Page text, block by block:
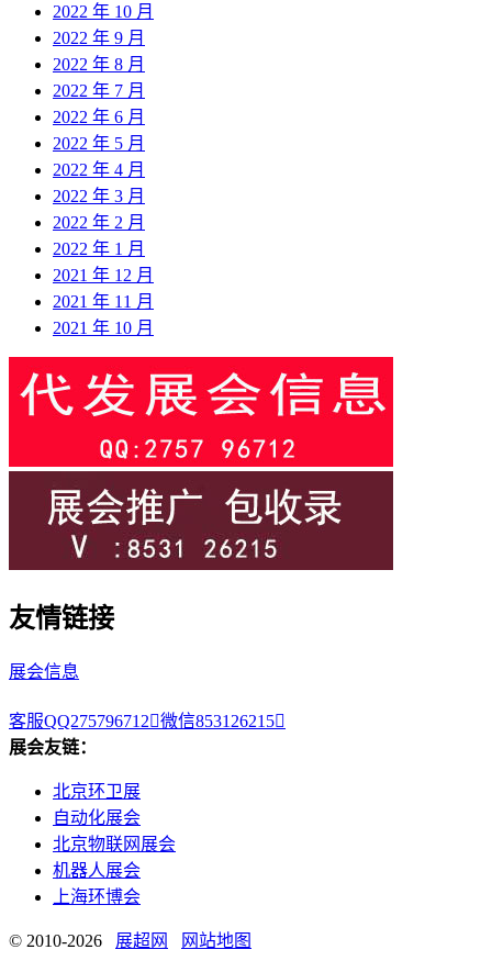
2022 年 10 月
2022 年 9 月
2022 年 8 月
2022 年 7 月
2022 年 6 月
2022 年 5 月
2022 年 4 月
2022 年 3 月
2022 年 2 月
2022 年 1 月
2021 年 12 月
2021 年 11 月
2021 年 10 月
友情链接
展会信息
客服QQ275796712微信853126215
展会友链：
北京环卫展
自动化展会
北京物联网展会
机器人展会
上海环博会
© 2010-2026 展超网 网站地图